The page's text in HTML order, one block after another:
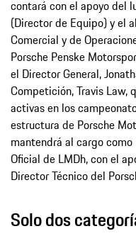
contará con el apoyo del
(Director de Equipo) y el
Comercial y de
Porsche Penske
el Director General,
Competición, Travis Law,
activas en los
estructura de Porsche
mantendrá al cargo
Oficial de LMDh, con el
Director Técnico del
Solo dos